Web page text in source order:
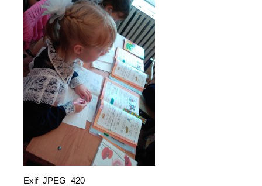
Exif_JPEG_420